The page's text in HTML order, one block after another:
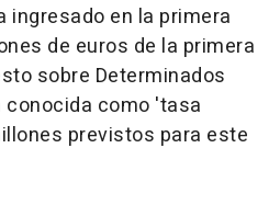
ingresado en la primera
de euros de la primera
sobre Determinados
conocida como 'tasa
previstos para este